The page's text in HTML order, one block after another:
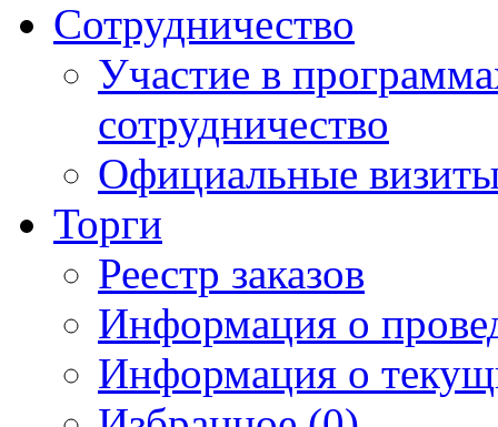
Сотрудничество
Участие в
сотрудничество
Официальные
Торги
Реестр заказов
Информация о
Информация о